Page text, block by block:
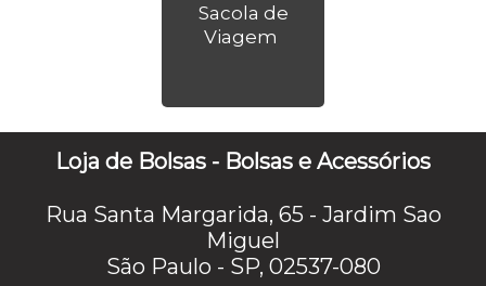
Sacola de
Viagem
Loja de Bolsas - Bolsas e Acessórios
Rua Santa Margarida, 65 - Jardim Sao
Miguel
São Paulo - SP, 02537-080